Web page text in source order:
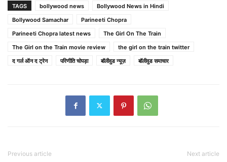
TAGS bollywood news
Bollywood News in Hindi
Bollywood Samachar
Parineeti Chopra
Parineeti Chopra latest news
The Girl On The Train
The Girl on the Train movie review
the girl on the train twitter
द गर्ल ऑन द ट्रेन
परिणीति चोपड़ा बॉलीवुड न्यूज़ बॉलीवुड समाचार
Previous article Next article